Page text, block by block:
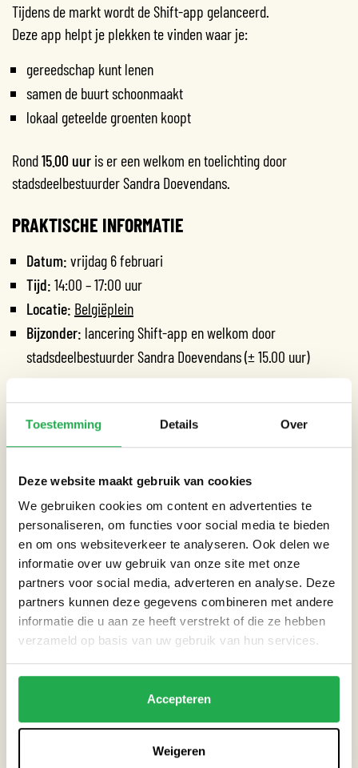
Toestemming Details Over
Deze website maakt gebruik van cookies
We gebruiken cookies om content en advertenties te
personaliseren, om functies voor social media te bieden
en om ons websiteverkeer te analyseren. Ook delen we
informatie over uw gebruik van onze site met onze
partners voor social media, adverteren en analyse. Deze
partners kunnen deze gegevens combineren met andere
informatie die u aan ze heeft verstrekt of die ze hebben
verzameld op basis van uw gebruik van hun services.
Accepteren
Weigeren
Tijdens de markt wordt de Shift-app gelanceerd.
Deze app helpt je plekken te vinden waar je:
gereedschap kunt lenen
samen de buurt schoonmaakt
lokaal geteelde groenten koopt
Rond15.00 uur is er een welkom en toelichting door
stadsdeelbestuurder Sandra Doevendans.
PRAKTISCHE INFORMATIE
Datum: vrijdag 6 februari
Tijd: 14:00 – 17:00 uur
Locatie: Belgiëplein
Bijzonder: lancering Shift-app en welkom door
stadsdeelbestuurder Sandra Doevendans (± 15.00 uur)
Bekijkhierde volledige Weerproof agenda voor meer
evenementen, cursussen en bijeenkomsten.
Datum: 06-02-2026
Tijd: 14:00 - 17:00
Locatie: Belgieplein, Amsterdam
CATEGORIEËN
Straat